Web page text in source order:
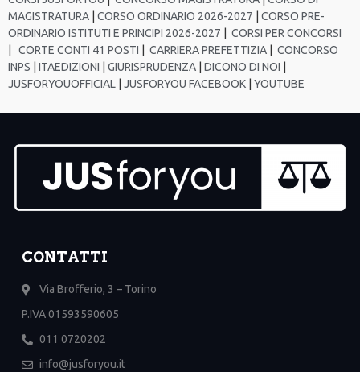
MAGISTRATURA
CORSO ORDINARIO 2026-2027
CORSO PRE-
ORDINARIO ISTITUTI E PRINCIPI 2026-2027
CORSI PER CONCORSI
CORTE CONTI 41 POSTI CARRIERA PREFETTIZIA
CONCORSO
INPS
ITAEDIZIONI GIURISPRUDENZA DICONO DI NOI
JUSFORYOUOFFICIAL
JUSFORYOU FACEBOOK YOUTUBE
CONTATTI
Via Brofferio, 3 – Torino
P.IVA 01593590605
011 0720202
info@jusforyou.it